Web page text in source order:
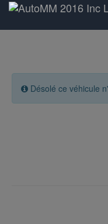
Désolé ce véhicule